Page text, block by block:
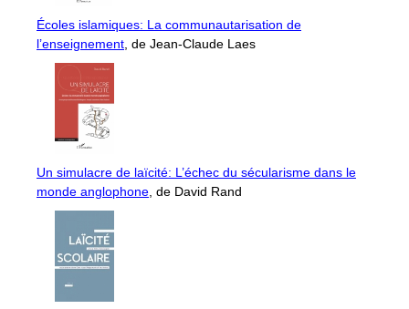
Écoles islamiques: La communautarisation de
l’enseignement , de Jean-Claude Laes
Un simulacre de laïcité: L’échec du sécularisme dans le
monde anglophone , de David Rand